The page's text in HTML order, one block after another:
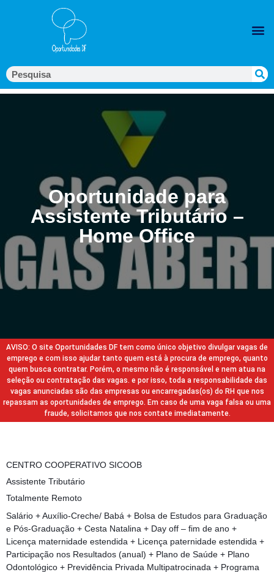
Oportunidade para
Assistente Tributário –
Home Office
AVISO: O site Oportunidades DF tem como único objetivo divulgar vagas de
emprego e com isso ajudar tanto quem está à procura de emprego, quanto
quem busca contratar. Porém, o mesmo não é responsável e nem atua na
seleção ou contratação das vagas. e por isso, toda a responsabilidade das
vagas anunciadas são das empresas ou encarregadas(os) do RH que nos
repassam as oportunidades de emprego. Em caso de uma vaga falsa ou uma
fraude, solicitamos que nos contate imediatamente.
CENTRO COOPERATIVO SICOOB
Assistente Tributário
Totalmente Remoto
Salário + Auxílio-Creche/ Babá + Bolsa de Estudos para Graduação
e Pós-Graduação + Cesta Natalina + Day off – fim de ano +
Licença maternidade estendida + Licença paternidade estendida +
Participação nos Resultados (anual) + Plano de Saúde + Plano
Odontológico + Previdência Privada Multipatrocinada + Programa